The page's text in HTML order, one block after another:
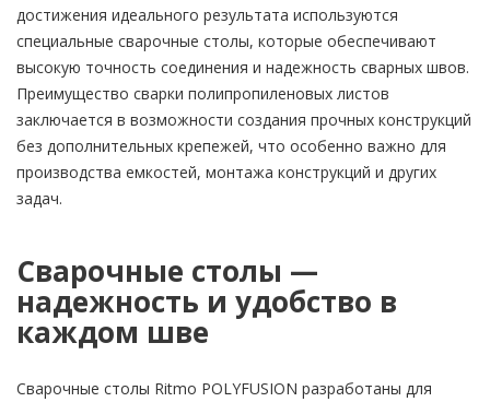
достижения идеального результата используются
специальные сварочные столы, которые обеспечивают
высокую точность соединения и надежность сварных швов.
Преимущество сварки полипропиленовых листов
заключается в возможности создания прочных конструкций
без дополнительных крепежей, что особенно важно для
производства емкостей, монтажа конструкций и других
задач.
Сварочные столы —
надежность и удобство в
каждом шве
Сварочные столы Ritmo POLYFUSION разработаны для